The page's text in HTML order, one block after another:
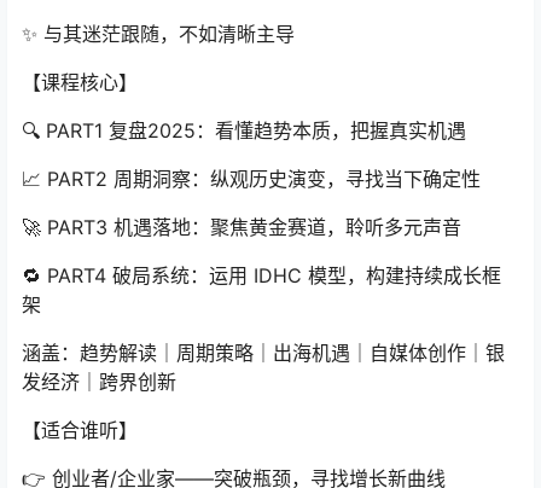
✨ 与其迷茫跟随，不如清晰主导
【课程核心】
🔍 PART1 复盘2025：看懂趋势本质，把握真实机遇
📈 PART2 周期洞察：纵观历史演变，寻找当下确定性
🚀 PART3 机遇落地：聚焦黄金赛道，聆听多元声音
🔁 PART4 破局系统：运用 IDHC 模型，构建持续成长框
架
涵盖：趋势解读｜周期策略｜出海机遇｜自媒体创作｜银
发经济｜跨界创新
【适合谁听】
👉 创业者/企业家——突破瓶颈，寻找增长新曲线